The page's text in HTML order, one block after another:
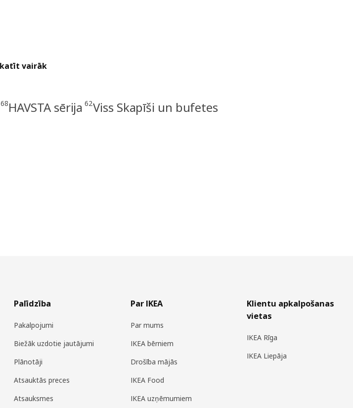
vairāk
HAVSTA sērija 62Viss Skapīši un bufetes
Palīdzība
Pakalpojumi
Biežāk uzdotie jautājumi
Plānotāji
Atsauktās preces
Atsauksmes
Par IKEA
Par mums
IKEA bērniem
Drošība mājās
IKEA Food
IKEA uzņēmumiem
Klientu apkalpošanas
vietas
IKEA Rīga
IKEA Liepāja